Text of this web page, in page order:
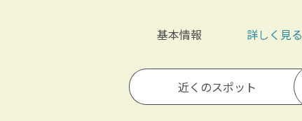
詳しく見る
基本情報
近くのスポット